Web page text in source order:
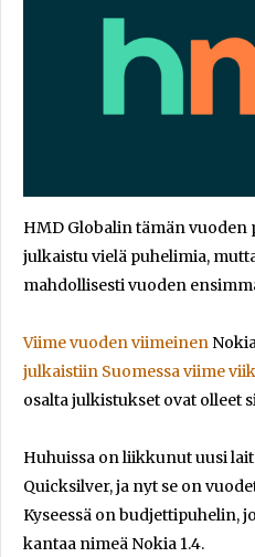
HMD Globalin tämän vuoden
julkaistu vielä puhelimia,
mahdollisesti vuoden
Viime vuoden viimeinen
julkaistiin Suomessa viime
osalta julkistukset ovat olleet
Huhuissa on liikkunut uusi
Quicksilver, ja nyt se on
Kyseessä on budjettipuhelin,
kantaa nimeä Nokia 1.4.